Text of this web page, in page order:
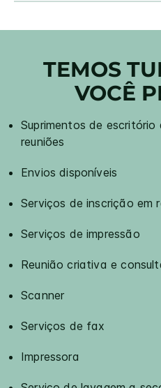
TEMOS
VOCÊ
Suprimentos de
reuniões
Envios disponíveis
Serviços de inscrição em
Serviços de impressão
Reunião criativa e
Scanner
Serviços de fax
Impressora